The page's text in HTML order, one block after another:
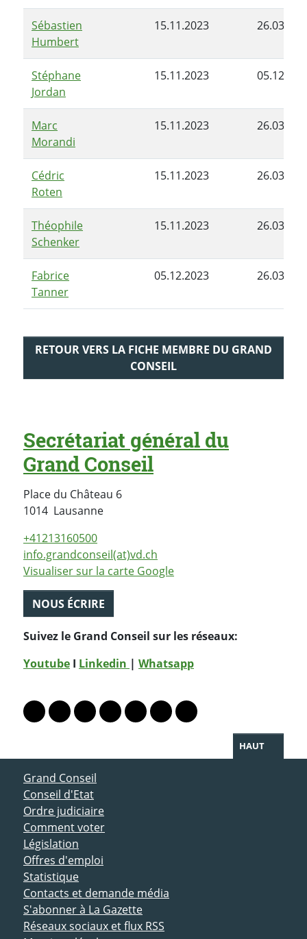
Sébastien
Humbert
15.11.2023
Stéphane
Jordan
15.11.2023
Marc
Morandi
15.11.2023
Cédric
Roten
15.11.2023
Théophile
Schenker
15.11.2023
Fabrice
Tanner
05.12.2023
RETOUR VERS LA FICHE MEMBRE DU GRAND
CONSEIL
Secrétariat général du
Grand Conseil
Place du Château 6
1014 LausanneSuisse
+41213160500
info.grandconseil(at)vd.ch
Visualiser sur la carte Google
NOUS ÉCRIRE
Suivez le Grand Conseil sur les réseaux:
Youtube I Linkedin | Whatsapp
Lien vers le profil Mastodon
Lien vers le profil Bluesky
Lien vers le profil Instagram
Lien vers le profil Linkedin
Lien vers le profil Facebook
Lien vers le profil Twitter
Partager par WhatsApp
HAUT
ACCÈS DIRECT
Grand Conseil
Conseil d'Etat
Ordre judiciaire
Comment voter
Législation
Offres d'emploi
Statistique
Contacts et demande média
S'abonner à La Gazette
Réseaux sociaux et flux RSS